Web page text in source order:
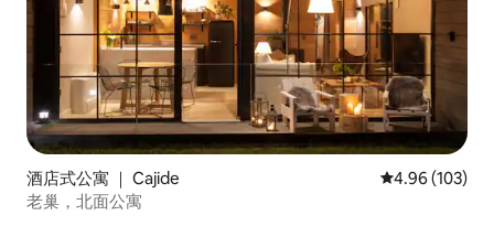
酒店式公寓 ｜ Cajide 平均评分 4.96
4.96 (103)
老巢，北面公寓